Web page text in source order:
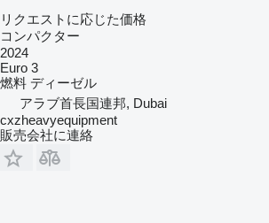
リクエストに応じた価格
コンパクター
2024
Euro 3
燃料 ディーゼル
アラブ首長国連邦, Dubai
cxzheavyequipment
販売会社に連絡